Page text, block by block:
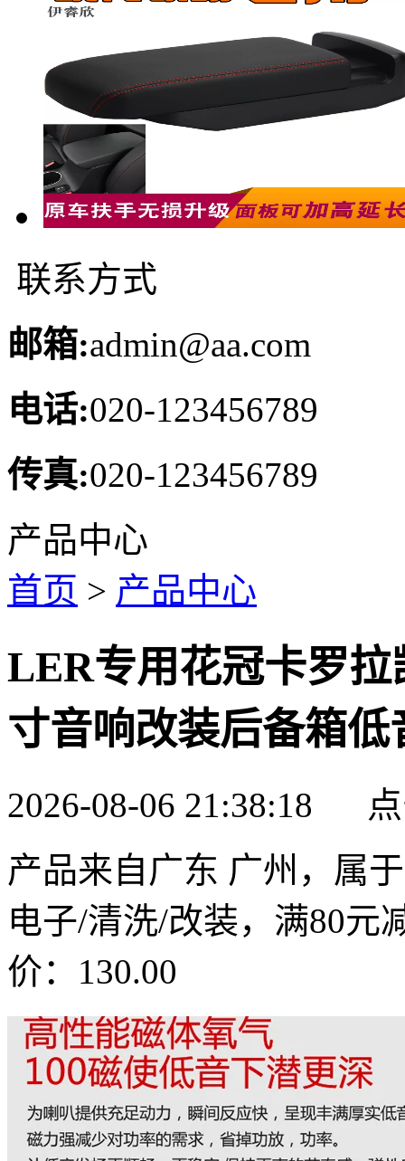
联系方式
邮箱:admin@aa.com
电话:020-123456789
传真:020-123456789
产品中心
首页 > 产品中心
LER专用花冠卡罗
寸音响改装后备箱低
2026-08-06 21:38:18
产品来自广东 广州，属
电子/清洗/改装，满80元
价：130.00